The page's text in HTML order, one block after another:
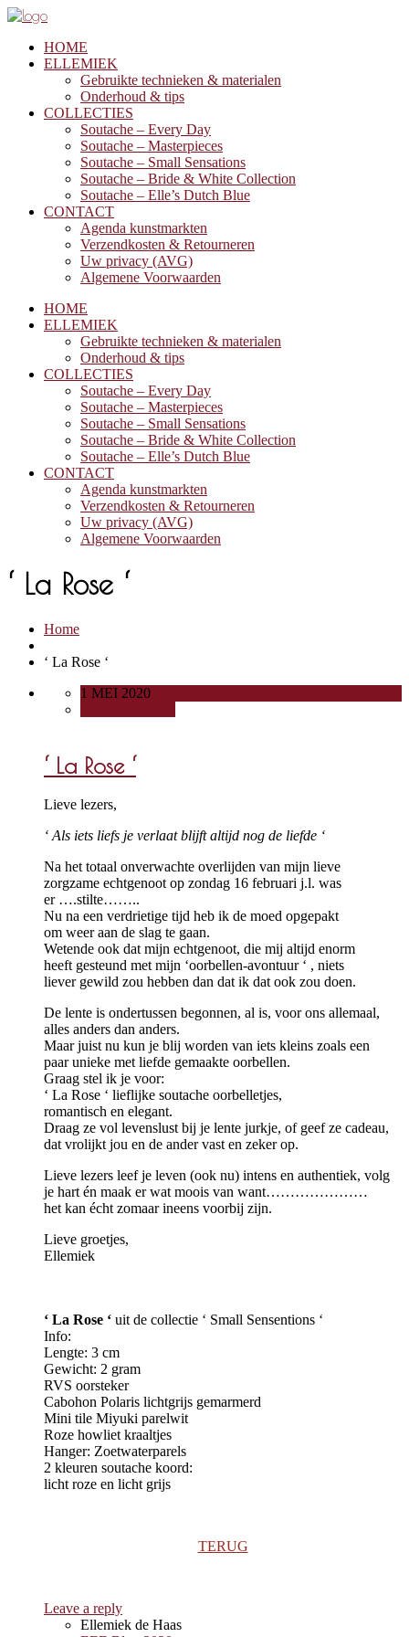
HOME
ELLEMIEK
Gebruikte technieken & materialen
Onderhoud & tips
COLLECTIES
Soutache – Every Day
Soutache – Masterpieces
Soutache – Small Sensations
Soutache – Bride & White Collection
Soutache – Elle’s Dutch Blue
CONTACT
Agenda kunstmarkten
Verzendkosten & Retourneren
Uw privacy (AVG)
Algemene Voorwaarden
HOME
ELLEMIEK
Gebruikte technieken & materialen
Onderhoud & tips
COLLECTIES
Soutache – Every Day
Soutache – Masterpieces
Soutache – Small Sensations
Soutache – Bride & White Collection
Soutache – Elle’s Dutch Blue
CONTACT
Agenda kunstmarkten
Verzendkosten & Retourneren
Uw privacy (AVG)
Algemene Voorwaarden
‘ La Rose ‘
Home
‘ La Rose ‘
1 MEI 2020
‘ La Rose ‘
Lieve lezers,
‘ Als iets liefs je verlaat blijft altijd nog de liefde ‘
Na het totaal onverwachte overlijden van mijn lieve
zorgzame echtgenoot op zondag 16 februari j.l. was
er ….stilte……..
Nu na een verdrietige tijd heb ik de moed opgepakt
om weer aan de slag te gaan.
Wetende ook dat mijn echtgenoot, die mij altijd enorm
heeft gesteund met mijn ‘oorbellen-avontuur ‘ , niets
liever gewild zou hebben dan dat ik dat ook zou doen.
De lente is ondertussen begonnen, al is, voor ons allemaal,
alles anders dan anders.
Maar juist nu kun je blij worden van iets kleins zoals een
paar unieke met liefde gemaakte oorbellen.
Graag stel ik je voor:
‘ La Rose ‘ lieflijke soutache oorbelletjes,
romantisch en elegant.
Draag ze vol levenslust bij je lente jurkje, of geef ze cadeau,
dat vrolijkt jou en de ander vast en zeker op.
Lieve lezers leef je leven (ook nu) intens en authentiek, volg
je hart én maak er wat moois van want…………………
het kan écht zomaar ineens voorbij zijn.
Lieve groetjes,
Ellemiek
‘ La Rose ‘ uit de collectie ‘ Small Sensentions ‘
Info:
Lengte: 3 cm
Gewicht: 2 gram
RVS oorsteker
Cabohon Polaris lichtgrijs gemarmerd
Mini tile Miyuki parelwit
Roze howliet kraaltjes
Hanger: Zoetwaterparels
2 kleuren soutache koord:
licht roze en licht grijs
TERUG
Leave a reply
Ellemiek de Haas